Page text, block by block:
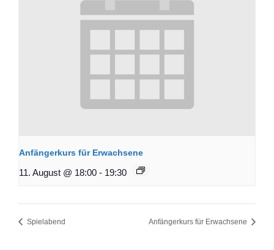
Anfängerkurs für Erwachsene
11. August @ 18:00 - 19:30
Spielabend Anfängerkurs für Erwachsene